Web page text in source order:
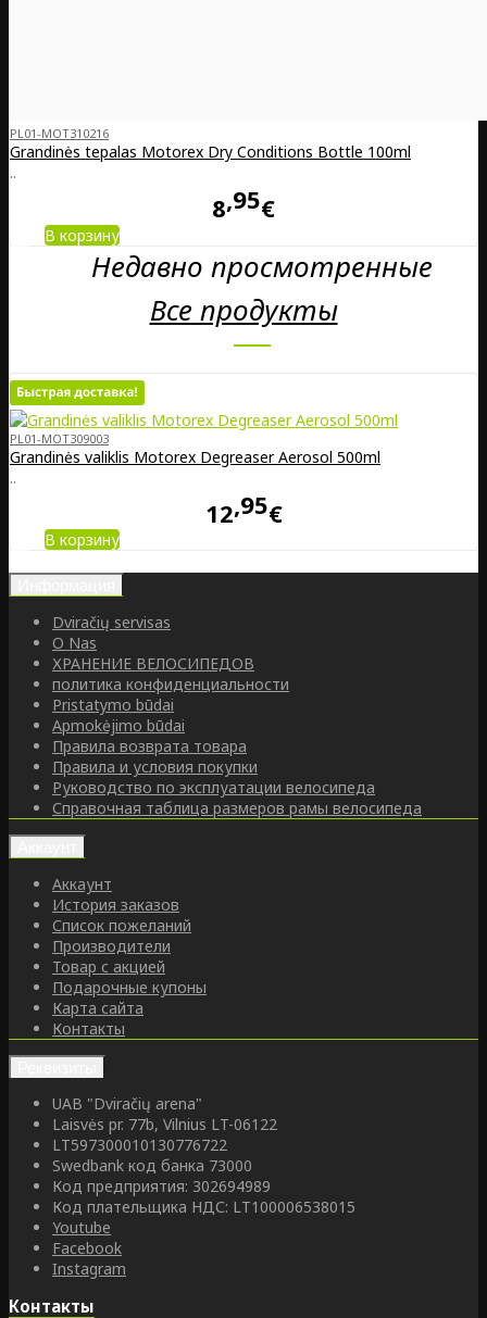
PL01-MOT310216
Grandinės tepalas Motorex Dry Conditions Bottle 100ml
..
8 95€
В корзину
Недавно просмотренные
Все продукты
PL01-MOT309003
Grandinės valiklis Motorex Degreaser Aerosol 500ml
..
12 95€
В корзину
Dviračių servisas
O Nas
ХРАНЕНИЕ ВЕЛОСИПЕДОВ
политика конфиденциальности
Pristatymo būdai
Apmokėjimo būdai
Правила возврата товара
Правила и условия покупки
Руководство по эксплуатации велосипеда
Справочная таблица размеров рамы велосипеда
Аккаунт
История заказов
Список пожеланий
Производители
Товар с акцией
Подарочные купоны
Карта сайта
Контакты
UAB "Dviračių arena"
Laisvės pr. 77b, Vilnius LT-06122
LT597300010130776722
Swedbank код банка 73000
Код предприятия: 302694989
Код плательщика НДС: LT100006538015
Youtube
Facebook
Instagram
Контакты